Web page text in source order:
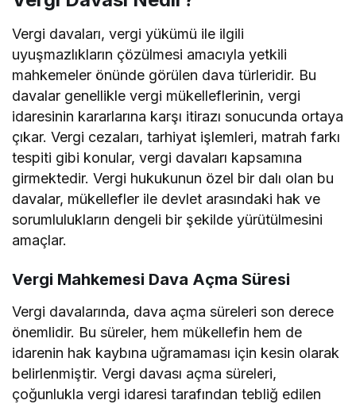
Vergi davaları, vergi yükümü ile ilgili
uyuşmazlıkların çözülmesi amacıyla yetkili
mahkemeler önünde görülen dava türleridir. Bu
davalar genellikle vergi mükelleflerinin, vergi
idaresinin kararlarına karşı itirazı sonucunda ortaya
çıkar. Vergi cezaları, tarhiyat işlemleri, matrah farkı
tespiti gibi konular, vergi davaları kapsamına
girmektedir. Vergi hukukunun özel bir dalı olan bu
davalar, mükellefler ile devlet arasındaki hak ve
sorumlulukların dengeli bir şekilde yürütülmesini
amaçlar.
Vergi Mahkemesi Dava Açma Süresi
Vergi davalarında, dava açma süreleri son derece
önemlidir. Bu süreler, hem mükellefin hem de
idarenin hak kaybına uğramaması için kesin olarak
belirlenmiştir. Vergi davası açma süreleri,
çoğunlukla vergi idaresi tarafından tebliğ edilen